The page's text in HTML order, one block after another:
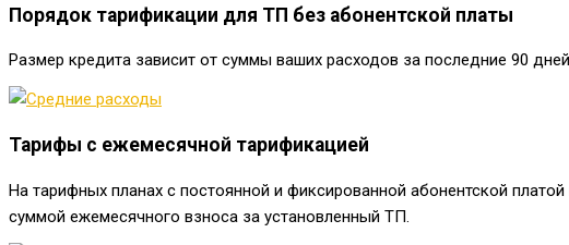
Порядок тарификации для ТП без абонентской платы
Размер кредита зависит от суммы ваших расходов за последние 90
Тарифы с ежемесячной тарификацией
На тарифных планах с постоянной и фиксированной абонентской
суммой ежемесячного взноса за установленный ТП.